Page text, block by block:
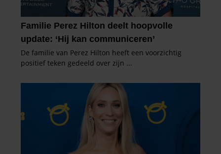
partners voor social media, adverteren en analyse. Deze
partners kunnen deze gegevens combineren met andere
informatie die u aan ze heeft verstrekt of die ze hebben
verzameld op basis van uw gebruik van hun services. U
gaat akkoord met onze cookies als u onze website blijft
gebruiken.